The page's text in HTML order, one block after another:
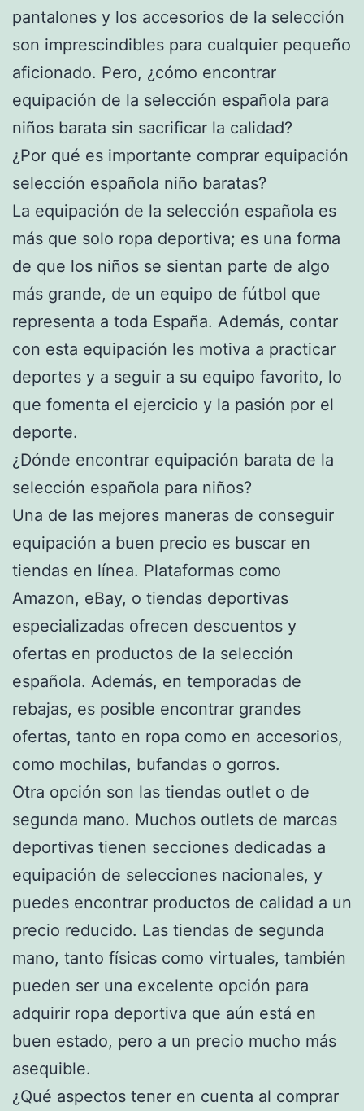
pantalones y los accesorios de la selección
son imprescindibles para cualquier pequeño
aficionado. Pero, ¿cómo encontrar
equipación de la selección española para
niños barata sin sacrificar la calidad?
¿Por qué es importante comprar equipación
selección española niño baratas?
La equipación de la selección española es
más que solo ropa deportiva; es una forma
de que los niños se sientan parte de algo
más grande, de un equipo de fútbol que
representa a toda España. Además, contar
con esta equipación les motiva a practicar
deportes y a seguir a su equipo favorito, lo
que fomenta el ejercicio y la pasión por el
deporte.
¿Dónde encontrar equipación barata de la
selección española para niños?
Una de las mejores maneras de conseguir
equipación a buen precio es buscar en
tiendas en línea. Plataformas como
Amazon, eBay, o tiendas deportivas
especializadas ofrecen descuentos y
ofertas en productos de la selección
española. Además, en temporadas de
rebajas, es posible encontrar grandes
ofertas, tanto en ropa como en accesorios,
como mochilas, bufandas o gorros.
Otra opción son las tiendas outlet o de
segunda mano. Muchos outlets de marcas
deportivas tienen secciones dedicadas a
equipación de selecciones nacionales, y
puedes encontrar productos de calidad a un
precio reducido. Las tiendas de segunda
mano, tanto físicas como virtuales, también
pueden ser una excelente opción para
adquirir ropa deportiva que aún está en
buen estado, pero a un precio mucho más
asequible.
¿Qué aspectos tener en cuenta al comprar